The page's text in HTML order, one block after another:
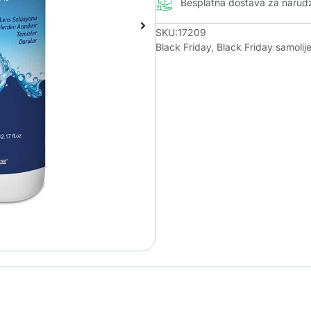
Besplatna dostava za
SKU:17209
Black Friday, Black Friday